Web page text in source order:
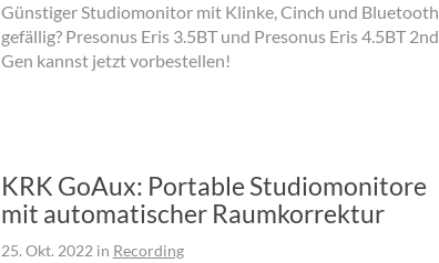
Günstiger Studiomonitor mit Klinke, Cinch und Bluetooth
gefällig? Presonus Eris 3.5BT und Presonus Eris 4.5BT 2nd
Gen kannst jetzt vorbestellen!
KRK GoAux: Portable Studiomonitore
mit automatischer Raumkorrektur
25. Okt. 2022 in Recording